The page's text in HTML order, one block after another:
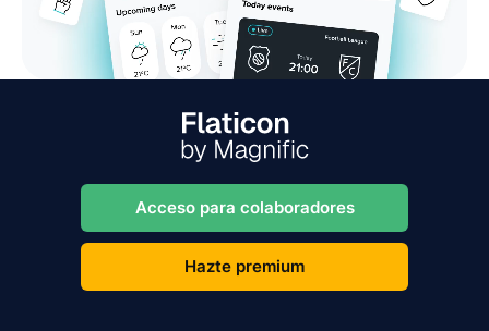
Acceso para colaboradores
Hazte premium